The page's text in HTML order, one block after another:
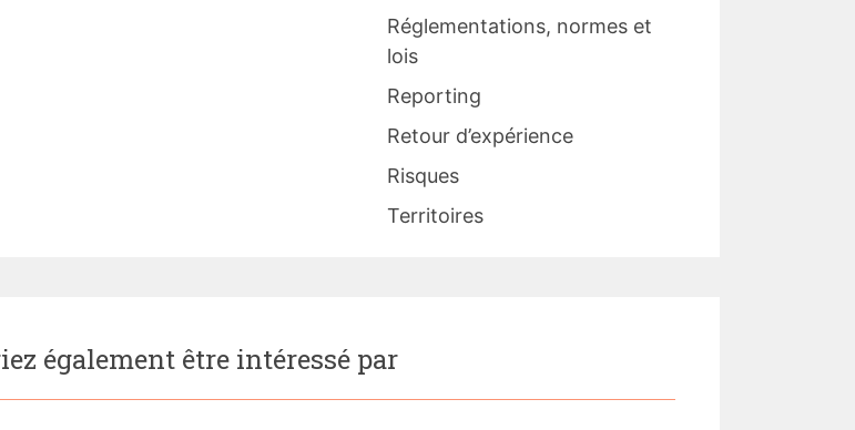
Réglementations, normes et
lois
Reporting
Retour d’expérience
Risques
Territoires
également être intéressé par